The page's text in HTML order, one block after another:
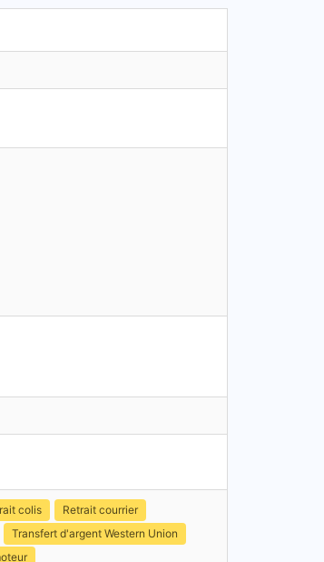
colis
Retrait courrier
Transfert d'argent Western Union